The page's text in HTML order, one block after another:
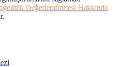
Değerlendirmesi Hakkında